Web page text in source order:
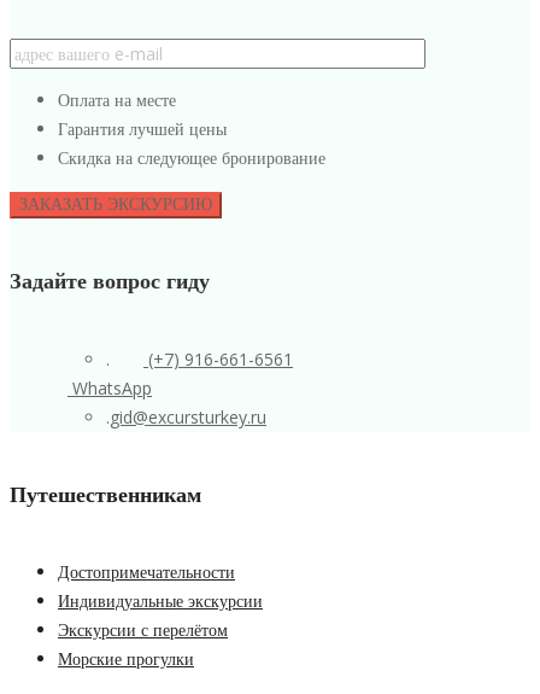
Оплата на месте
Гарантия лучшей цены
Скидка на следующее бронирование
Задайте вопрос гиду
.
(+7) 916-661-6561
WhatsApp
.gid@excursturkey.ru
Путешественникам
Достопримечательности
Индивидуальные экскурсии
Экскурсии с перелётом
Морские прогулки